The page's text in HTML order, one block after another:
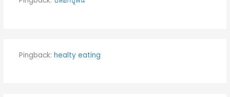
Pingback: healty eating